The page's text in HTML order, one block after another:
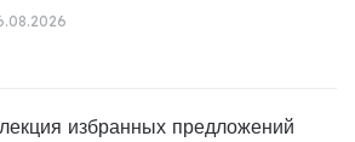
избранных предложений